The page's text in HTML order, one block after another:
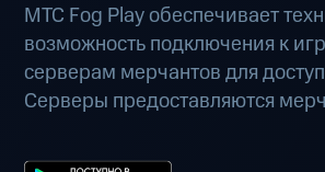
МТС Fog Play обеспечивает
возможность подключения к
серверам мерчантов для
Серверы предоставляются